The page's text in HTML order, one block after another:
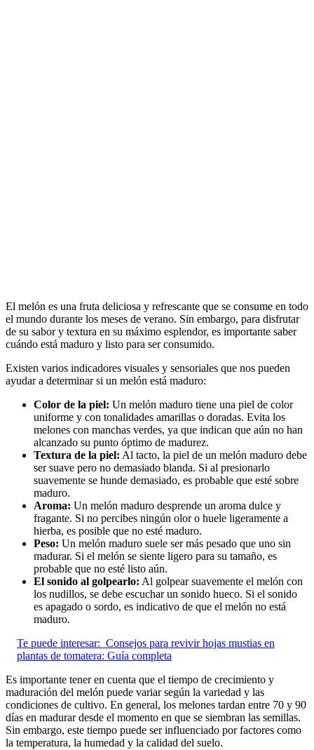
El melón es una fruta deliciosa y refrescante que se consume en todo
el mundo durante los meses de verano. Sin embargo, para disfrutar
de su sabor y textura en su máximo esplendor, es importante saber
cuándo está maduro y listo para ser consumido.
Existen varios indicadores visuales y sensoriales que nos pueden
ayudar a determinar si un melón está maduro:
Color de la piel: Un melón maduro tiene una piel de color
uniforme y con tonalidades amarillas o doradas. Evita los
melones con manchas verdes, ya que indican que aún no han
alcanzado su punto óptimo de madurez.
Textura de la piel: Al tacto, la piel de un melón maduro debe
ser suave pero no demasiado blanda. Si al presionarlo
suavemente se hunde demasiado, es probable que esté sobre
maduro.
Aroma: Un melón maduro desprende un aroma dulce y
fragante. Si no percibes ningún olor o huele ligeramente a
hierba, es posible que no esté maduro.
Peso: Un melón maduro suele ser más pesado que uno sin
madurar. Si el melón se siente ligero para su tamaño, es
probable que no esté listo aún.
El sonido al golpearlo: Al golpear suavemente el melón con
los nudillos, se debe escuchar un sonido hueco. Si el sonido
es apagado o sordo, es indicativo de que el melón no está
maduro.
Te puede interesar: Consejos para revivir hojas mustias en
plantas de tomatera: Guía completa
Es importante tener en cuenta que el tiempo de crecimiento y
maduración del melón puede variar según la variedad y las
condiciones de cultivo. En general, los melones tardan entre 70 y 90
días en madurar desde el momento en que se siembran las semillas.
Sin embargo, este tiempo puede ser influenciado por factores como
la temperatura, la humedad y la calidad del suelo.